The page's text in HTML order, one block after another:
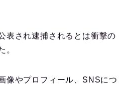
表され逮捕されるとは衝撃の
。
像やプロフィール、SNSにつ